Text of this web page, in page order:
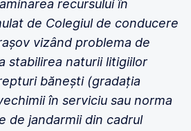
recursului în
de Colegiul de conducere
vizând problema de
stabilirea naturii litigiilor
bănești (gradația
în serviciu sau norma
de jandarmii din cadrul